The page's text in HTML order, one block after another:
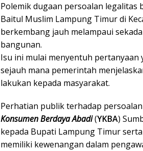
Polemik dugaan persoalan legalitas
Baitul Muslim Lampung Timur di
berkembang jauh melampaui
bangunan.
Isu ini mulai menyentuh pertanyaan
sejauh mana pemerintah
lakukan kepada masyarakat.
Perhatian publik terhadap
Konsumen Berdaya Abadi(YKBA)
kepada Bupati Lampung Timur
memiliki kewenangan dalam